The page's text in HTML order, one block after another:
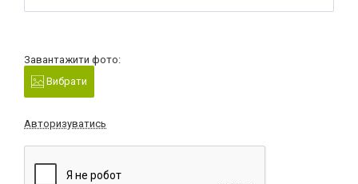
Завантажити фото:
Вибрати
Авторизуватись